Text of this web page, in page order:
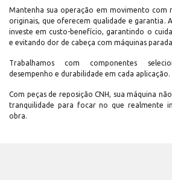
Mantenha sua operação em movimento com
originais, que oferecem qualidade e garantia.
investe em custo-benefício, garantindo o
e evitando dor de cabeça com máquinas
Trabalhamos com componentes
desempenho e durabilidade em cada aplicação.
Com peças de reposição CNH, sua máquina
tranquilidade para focar no que realmente
obra.